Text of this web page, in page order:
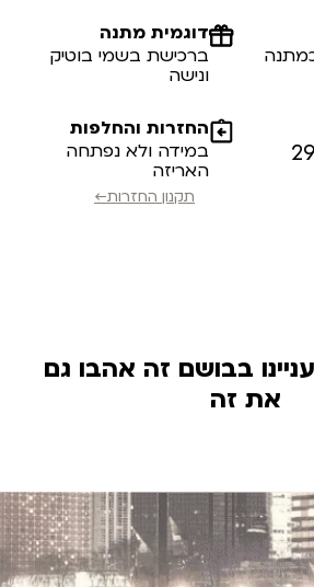
דוגמית מתנה
ברכישת בשמי בוטיק
ונישה
299
החזרות והחלפות
במידה ולא נפתחה
האריזה
תקנון החזרות←
בבושם זה אהבו גם
את זה